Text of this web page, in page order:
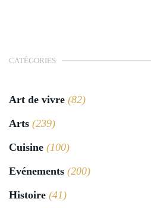
CATÉGORIES
Art de vivre (82)
Arts (239)
Cuisine (100)
Evénements (200)
Histoire (41)